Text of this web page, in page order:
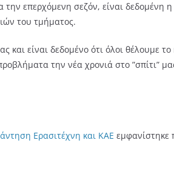
επερχόμενη σεζόν, είναι
του τμήματος.
και είναι δεδομένο ότι όλοι
την νέα χρονιά στο ”σπίτι”
Ερασιτέχνη και ΚΑΕ εμφανίστηκε